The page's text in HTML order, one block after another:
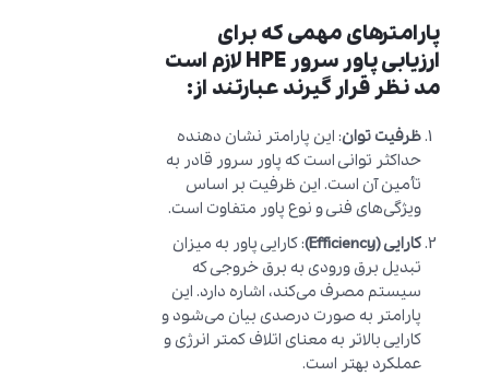
پارامترهای مهمی که برای
ارزیابی پاور سرور HPE لازم است
مد نظر قرار گیرند عبارتند از:
ظرفیت توان: این پارامتر نشان دهنده
حداکثر توانی است که پاور سرور قادر به
تأمین آن است. این ظرفیت بر اساس
ویژگی‌های فنی و نوع پاور متفاوت است.
کارایی (Efficiency)
: کارایی پاور به میزان
تبدیل برق ورودی به برق خروجی که
سیستم مصرف می‌کند، اشاره دارد. این
پارامتر به صورت درصدی بیان می‌شود و
کارایی بالاتر به معنای اتلاف کمتر انرژی و
عملکرد بهتر است.